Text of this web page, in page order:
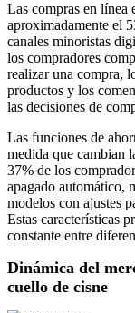
Las compras en línea
aproximadamente el
canales minoristas
los compradores
realizar una compra,
productos y los
las decisiones de
Las funciones de
medida que cambian
37% de los
apagado automático,
modelos con ajustes
Estas características
constante entre
Dinámica del
cuello de cisne